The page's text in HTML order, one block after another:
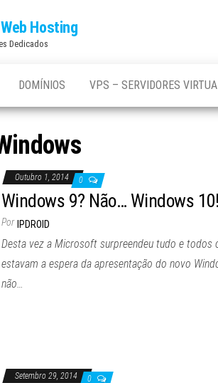
Hosting
Dedicados
DOMÍNIOS VPS – SERVIDORES
Outubro 1, 2014 0
Windows 9? Não… Windows
Por IPDROID
Desta vez a Microsoft surpreendeu tudo e todos
estavam a espera da apresentação do novo
não…
Setembro 29, 2014 0